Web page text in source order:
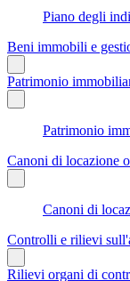
Piano degli
Beni immobili e
Patrimonio
Patrimonio
Canoni di locazione
Canoni di
Controlli e rilievi
Rilievi organi di